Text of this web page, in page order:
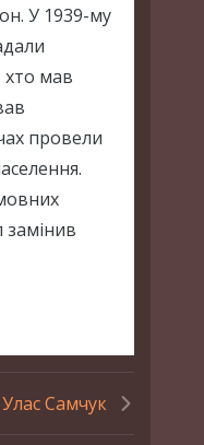
У 1939-му
хто мав
провели
замінив
Улас Самчук